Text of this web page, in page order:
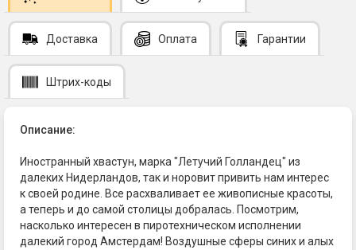
Доставка Оплата Гарантии
Штрих-коды
Описание:
Иностранный хвастун, марка "Летучий Голландец" из
далеких Нидерландов, так и норовит привить нам интерес
к своей родине. Все расхваливает ее живописные красоты,
а теперь и до самой столицы добралась. Посмотрим,
насколько интересен в пиротехническом исполнении
далекий город Амстердам! Воздушные сферы синих и алых